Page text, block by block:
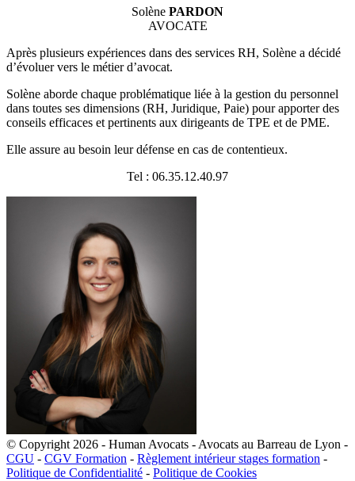
Solène PARDON
AVOCATE
Après plusieurs expériences dans des services RH, Solène a décidé
d’évoluer vers le métier d’avocat.
Solène aborde chaque problématique liée à la gestion du personnel
dans toutes ses dimensions (RH, Juridique, Paie) pour apporter des
conseils efficaces et pertinents aux dirigeants de TPE et de PME.
Elle assure au besoin leur défense en cas de contentieux.
Tel : 06.35.12.40.97
© Copyright 2026 - Human Avocats - Avocats au Barreau de Lyon -
CGU - CGV Formation - Règlement intérieur stages formation -
Politique de Confidentialité - Politique de Cookies